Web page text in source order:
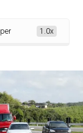
de 15% no IPVA
1.0x